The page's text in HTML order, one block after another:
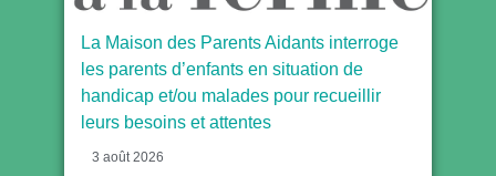
La Maison des Parents Aidants interroge
les parents d’enfants en situation de
handicap et/ou malades pour recueillir
leurs besoins et attentes
3 août 2026